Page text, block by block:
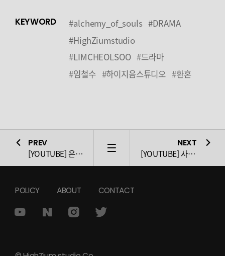
KEYWORD #alchemy_of_souls #DRAMA
#HighZiumstudio
#LIMCHEOLSOO #드라마
#임철수 #하이지음스튜디오 #환혼
PREV
[YOUTUBE] 은수의 사진첩 LIST
NEXT
[YOUTUBE] 사격왕 총 천재 서은수
POLICY ABOUT CONTACT